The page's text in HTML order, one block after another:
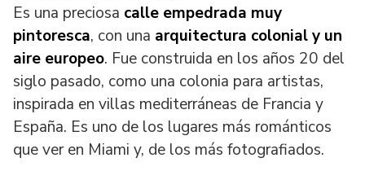
Es una preciosa calle empedrada muy
pintoresca, con una arquitectura colonial y un
aire europeo. Fue construida en los años 20 del
siglo pasado, como una colonia para artistas,
inspirada en villas mediterráneas de Francia y
España. Es uno de los lugares más románticos
que ver en Miami y, de los más fotografiados.